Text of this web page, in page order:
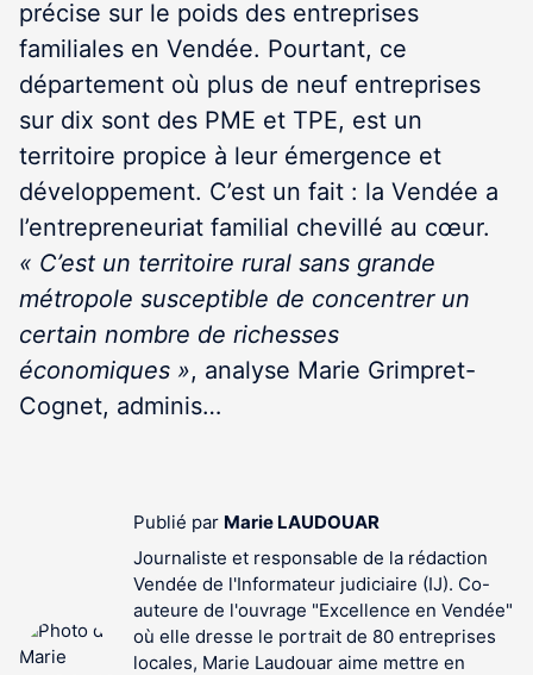
précise sur le poids des entreprises
familiales en Vendée. Pourtant, ce
département où plus de neuf entreprises
sur dix sont des PME et TPE, est un
territoire propice à leur émergence et
développement. C’est un fait : la Vendée a
l’entrepreneuriat familial chevillé au cœur.
« C’est un territoire rural sans grande
métropole susceptible de concentrer un
certain nombre de richesses
économiques », analyse Marie Grimpret-
Cognet, adminis…
Publié par Marie LAUDOUAR
Journaliste et responsable de la rédaction
Vendée de l'Informateur judiciaire (IJ). Co-
auteure de l'ouvrage "Excellence en Vendée"
où elle dresse le portrait de 80 entreprises
locales, Marie Laudouar aime mettre en